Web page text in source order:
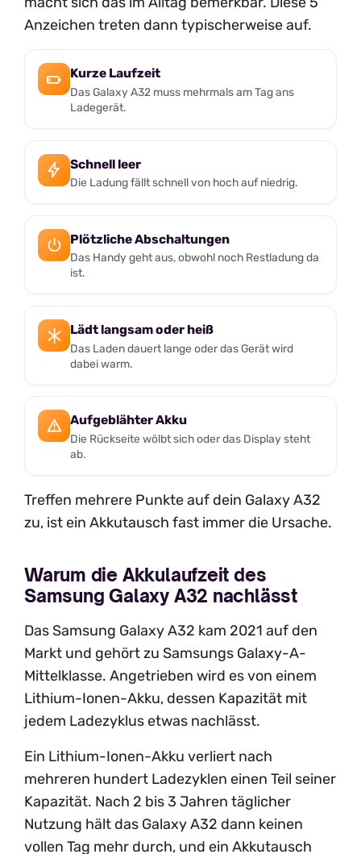
Anzeichen treten dann typischerweise auf.
Kurze Laufzeit
Das Galaxy A32 muss mehrmals am Tag ans
Ladegerät.
Schnell leer
Die Ladung fällt schnell von hoch auf niedrig.
Plötzliche Abschaltungen
Das Handy geht aus, obwohl noch Restladung da
ist.
Lädt langsam oder heiß
Das Laden dauert lange oder das Gerät wird
dabei warm.
Aufgeblähter Akku
Die Rückseite wölbt sich oder das Display steht
ab.
Treffen mehrere Punkte auf dein Galaxy A32
zu, ist ein Akkutausch fast immer die Ursache.
Warum die Akkulaufzeit des
Samsung Galaxy A32 nachlässt
Das Samsung Galaxy A32 kam 2021 auf den
Markt und gehört zu Samsungs Galaxy-A-
Mittelklasse. Angetrieben wird es von einem
Lithium-Ionen-Akku, dessen Kapazität mit
jedem Ladezyklus etwas nachlässt.
Ein Lithium-Ionen-Akku verliert nach
mehreren hundert Ladezyklen einen Teil seiner
Kapazität. Nach 2 bis 3 Jahren täglicher
Nutzung hält das Galaxy A32 dann keinen
vollen Tag mehr durch, und ein Akkutausch